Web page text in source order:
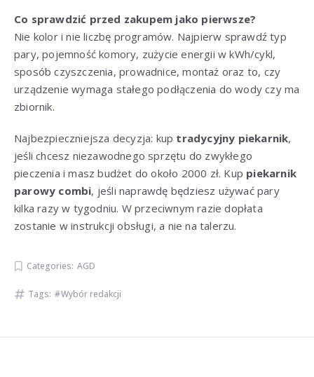
Co sprawdzić przed zakupem jako pierwsze?
Nie kolor i nie liczbę programów. Najpierw sprawdź typ
pary, pojemność komory, zużycie energii w kWh/cykl,
sposób czyszczenia, prowadnice, montaż oraz to, czy
urządzenie wymaga stałego podłączenia do wody czy ma
zbiornik.
Najbezpieczniejsza decyzja: kup tradycyjny piekarnik,
jeśli chcesz niezawodnego sprzętu do zwykłego
pieczenia i masz budżet do około 2000 zł. Kup piekarnik
parowy combi, jeśli naprawdę będziesz używać pary
kilka razy w tygodniu. W przeciwnym razie dopłata
zostanie w instrukcji obsługi, a nie na talerzu.
Categories: AGD
Tags: Wybór redakcji